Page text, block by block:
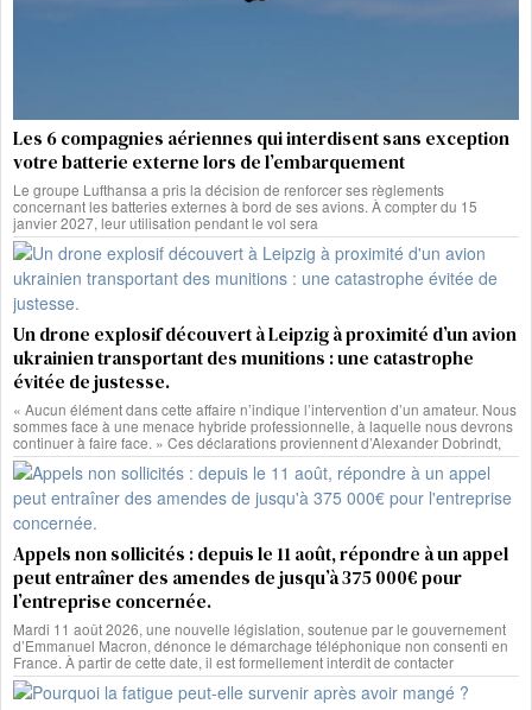
Les 6 compagnies aériennes qui interdisent sans exception
votre batterie externe lors de l’embarquement
Le groupe Lufthansa a pris la décision de renforcer ses règlements
concernant les batteries externes à bord de ses avions. À compter du 15
janvier 2027, leur utilisation pendant le vol sera
Un drone explosif découvert à Leipzig à proximité d’un avion
ukrainien transportant des munitions : une catastrophe
évitée de justesse.
« Aucun élément dans cette affaire n’indique l’intervention d’un amateur. Nous
sommes face à une menace hybride professionnelle, à laquelle nous devrons
continuer à faire face. » Ces déclarations proviennent d’Alexander Dobrindt,
Appels non sollicités : depuis le 11 août, répondre à un appel
peut entraîner des amendes de jusqu’à 375 000€ pour
l’entreprise concernée.
Mardi 11 août 2026, une nouvelle législation, soutenue par le gouvernement
d’Emmanuel Macron, dénonce le démarchage téléphonique non consenti en
France. À partir de cette date, il est formellement interdit de contacter